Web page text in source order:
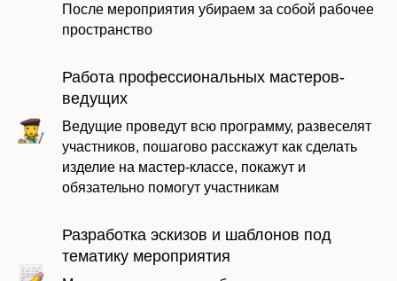
После мероприятия убираем за собой рабочее
пространство
Работа профессиональных мастеров-
ведущих
Ведущие проведут всю программу, развеселят
участников, пошагово расскажут как сделать
изделие на мастер-классе, покажут и
обязательно помогут участникам
Разработка эскизов и шаблонов под
тематику мероприятия
Оставить заявку